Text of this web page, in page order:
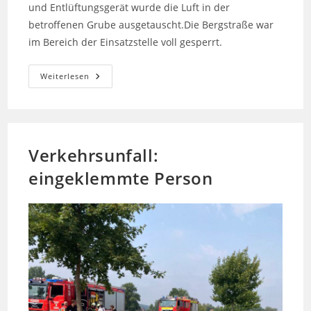
und Entlüftungsgerät wurde die Luft in der
betroffenen Grube ausgetauscht.Die Bergstraße war
im Bereich der Einsatzstelle voll gesperrt.
Weiterlesen Blitzeinschlag
In
Verkehrsunfall:
eingeklemmte Person